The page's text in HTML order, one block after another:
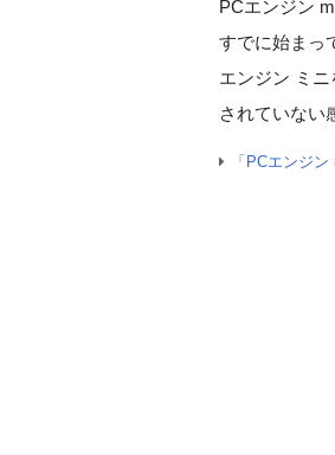
PCエンジン
すでに始まっ
エンジン ミ
されていな
「PCエンジ